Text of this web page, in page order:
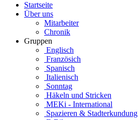
Startseite
Über uns
Mitarbeiter
Chronik
Gruppen
Englisch
Französich
Spanisch
Italienisch
Sonntag
Häkeln und Stricken
MEKi - International
Spazieren & Stadterkundung